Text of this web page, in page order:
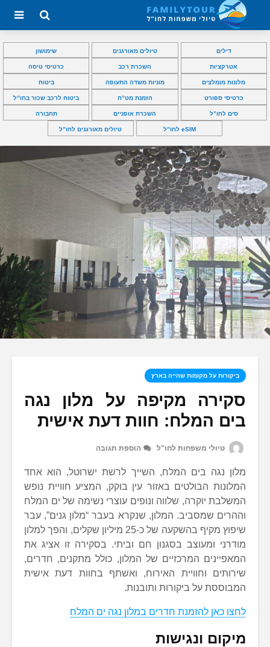
דילים טיולים מאורגנים שימושון
אטרקציות השכרת רכב כרטיסי טיסה
מלונות מומלצים מוניות משדה התעופה ביטוח
כרטיסי ספורט הזמנת מט”ח ביטוח לרכב שכור בחו”ל
סים לחו”ל השכרת אופניים תחבורה
eSIM לחו”ל טיולים מאורגנים לחו”ל
ביקורות על מקומות שהייה בארץ
סקירה מקיפה על מלון נגה
בים המלח: חוות דעת אישית
טיולי משפחות לחו"ל הוספת תגובה
מלון נגה בים המלח, השייך לרשת ישרוטל, הוא אחד
המלונות הבולטים באזור עין בוקק, המציע חוויית נופש
המשלבת יוקרה, שלווה ונופים עוצרי נשימה של ים המלח
וההרים שמסביב. המלון, שנקרא בעבר “מלון גנים”, עבר
שיפוץ מקיף בהשקעה של כ-25 מיליון שקלים, והפך למלון
מודרני ומעוצב בסגנון חם וביתי. בסקירה זו אציג את
המאפיינים המרכזיים של המלון, כולל מתקנים, חדרים,
שירותים וחוויית האירוח, ואשתף בחוות דעת אישית
המבוססת על ביקורות ותובנות.
לחצו כאן להזמנת חדרים במלון נגה ים המלח
מיקום ונגישות